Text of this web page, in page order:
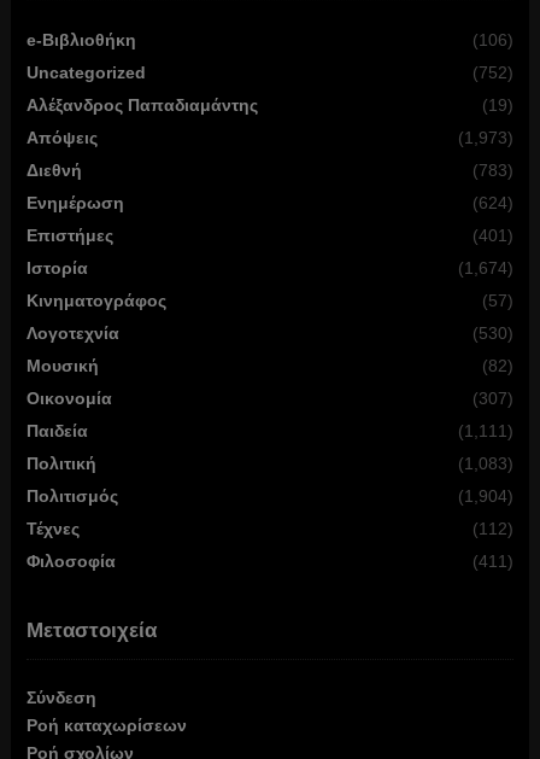
e-Βιβλιοθήκη
(106)
Uncategorized
(752)
Αλέξανδρος Παπαδιαμάντης
(19)
Απόψεις
(1,973)
Διεθνή
(783)
Ενημέρωση
(624)
Επιστήμες
(401)
Ιστορία
(1,674)
Κινηματογράφος
(57)
Λογοτεχνία
(530)
Μουσική
(82)
Οικονομία
(307)
Παιδεία
(1,111)
Πολιτική
(1,083)
Πολιτισμός
(1,904)
Τέχνες
(112)
Φιλοσοφία
(411)
Μεταστοιχεία
Σύνδεση
Ροή καταχωρίσεων
Ροή σχολίων